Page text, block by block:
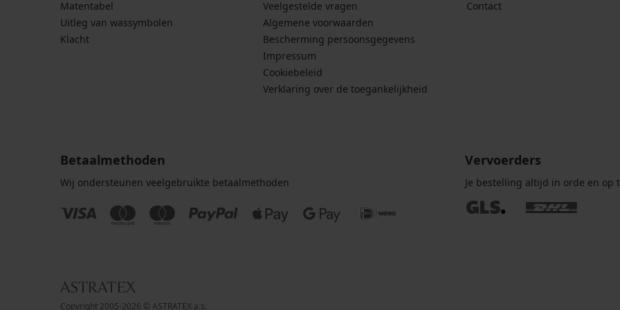
Matentabel
Uitleg van wassymbolen
Klacht
Veelgestelde vragen
Algemene voorwaarden
Bescherming persoonsgegevens
Impressum
Cookiebeleid
Verklaring over de toegankelijkheid
Contact
Betaalmethoden
Wij ondersteunen veelgebruikte betaalmethoden
Vervoerders
Je bestelling altijd in orde en op
Copyright 2005-2026 © ASTRATEX a.s.